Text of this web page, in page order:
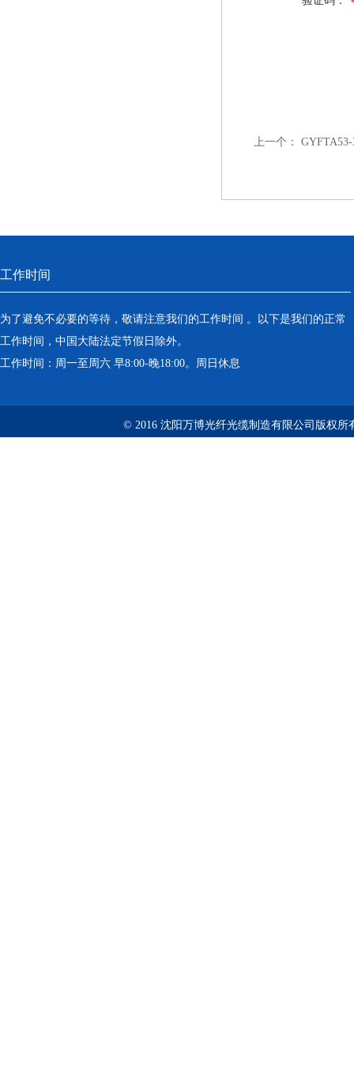
上一个：
工作时间
为了避免不必要的等待，敬请注意我们的工作时间 。以下是我们的正常
工作时间，中国大陆法定节假日除外。
工作时间：周一至周六 早8:00-晚18:00。周日休息
© 2016 沈阳万博光纤光缆制造有限公司版权所